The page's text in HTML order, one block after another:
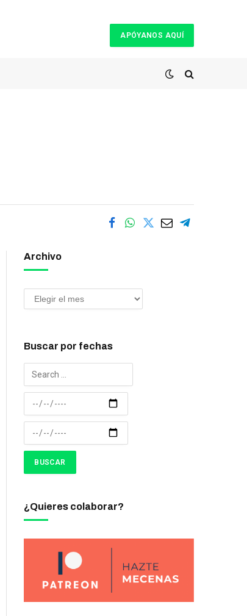
APÓYANOS AQUÍ
Archivo
Buscar por fechas
¿Quieres colaborar?